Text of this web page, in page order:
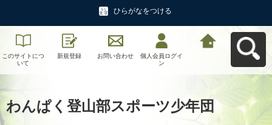
ひらがなをつける
このサイトにつ
いて
新規登録 お問い合わせ
個人会員ログイ
ン
わんぱく登山部スポーツ少年団